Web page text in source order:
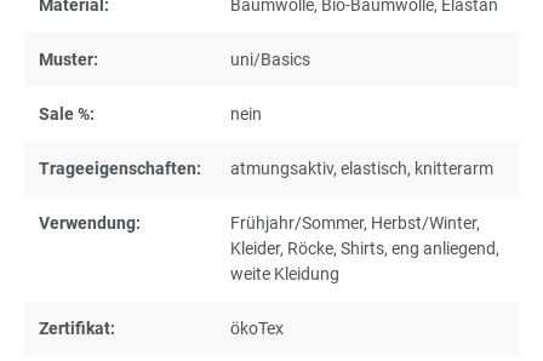
Material: Baumwolle, Bio-Baumwolle, Elastan
Muster: uni/Basics
Sale %: nein
Trageeigenschaften: atmungsaktiv, elastisch, knitterarm
Verwendung: Frühjahr/Sommer, Herbst/Winter,
Kleider, Röcke, Shirts, eng anliegend,
weite Kleidung
Zertifikat: ökoTex